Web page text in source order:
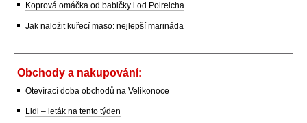
Koprová omáčka od babičky i od Polreicha
Jak naložit kuřecí maso: nejlepší marináda
Obchody a nakupování:
Otevírací doba obchodů na Velikonoce
Lidl – leták na tento týden